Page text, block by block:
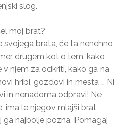
slog.
moj brat?
svojega brata, če ta nenehno
drugem kot o tem, kako
njem za odkriti, kako ga na
hribi, gozdovi in mesta … Ni
in nenadoma odpravi! Ne
ima le njegov mlajši brat
ga najbolje pozna. Pomagaj